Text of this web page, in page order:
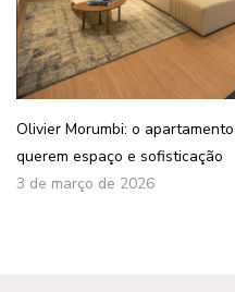
Olivier Morumbi: o
querem espaço e sofisticação
3 de março de 2026